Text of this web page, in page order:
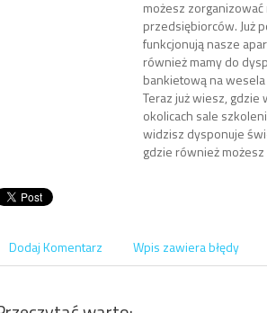
możesz
przedsiębiorców. Już
funkcjonują nasze
również mamy do
bankietową na
Teraz już wiesz, gdzie
okolicach sale
widzisz dysponuje
gdzie również
Dodaj Komentarz Wpis zawiera błędy